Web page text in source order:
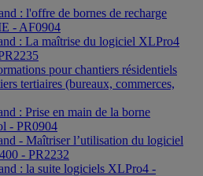
: l'offre de bornes de recharge
- AF0904
: La maîtrise du logiciel XLPro4
pour chantiers résidentiels
tertiaires (bureaux, commerces,
: Prise en main de la borne
- PR0904
- Maîtriser l’utilisation du logiciel
- PR2232
: la suite logiciels XLPro4 -